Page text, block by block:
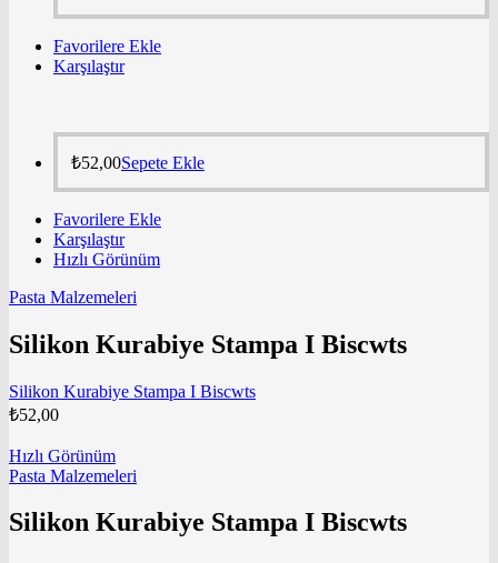
Favorilere Ekle
Karşılaştır
₺52,00Sepete Ekle
Favorilere Ekle
Karşılaştır
Hızlı Görünüm
Pasta Malzemeleri
Silikon Kurabiye Stampa I Biscwts
Silikon Kurabiye Stampa I Biscwts
₺52,00
Hızlı Görünüm
Pasta Malzemeleri
Silikon Kurabiye Stampa I Biscwts